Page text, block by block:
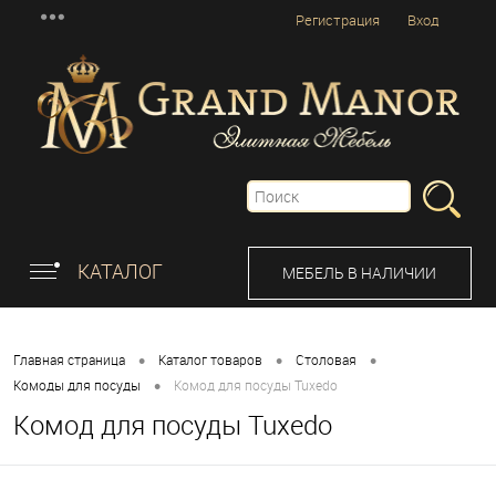
Вход
Регистрация
КАТАЛОГ МЕБЕЛЬ В НАЛИЧИИ
Главная страница • Каталог товаров • Столовая •
Комоды для посуды • Комод для посуды Tuxedo
Комод для посуды Tuxedo